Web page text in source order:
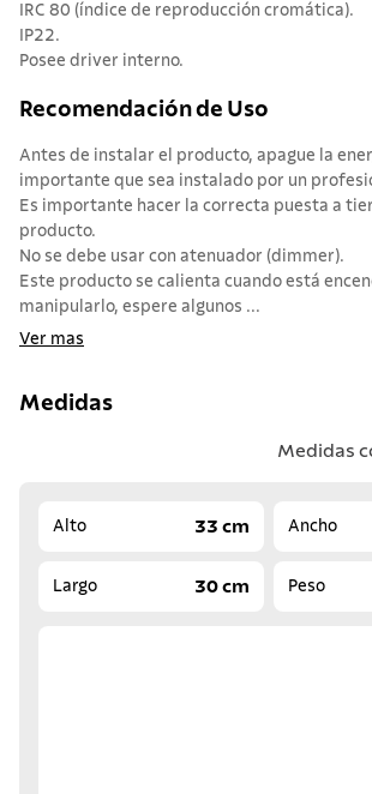
IRC 80 (índice de reproducción cromática).
IP22.
Posee driver interno.
Recomendación de Uso
Antes de instalar el producto, apague la
importante que sea instalado por un
Es importante hacer la correcta puesta a
producto.
No se debe usar con atenuador (dimmer).
Este producto se calienta cuando está
manipularlo, espere algunos ...
Ver mas
Medidas
Medidas
Alto 33 cm Ancho
Largo 30 cm Peso